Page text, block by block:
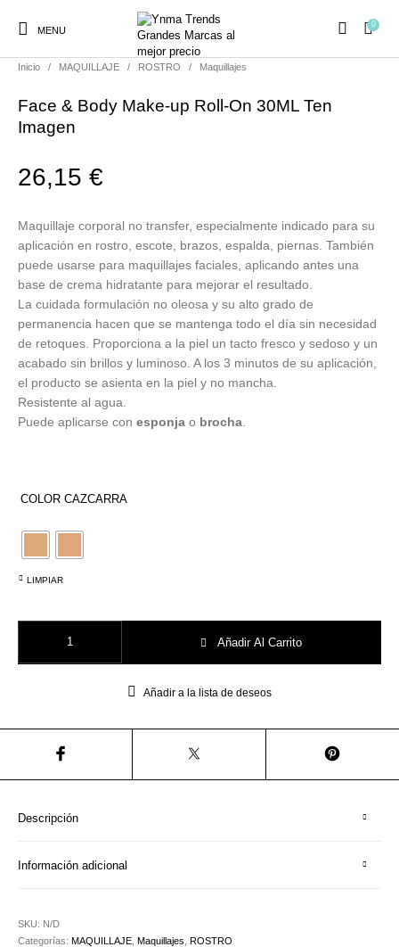
MENU
0
Ambientadores y
Decoración
COSMÉTICA
CURSOS
PRESENCIALES
HIGIENE
Mobiliario Peluquería
Prosolaris
Inicio / MAQUILLAJE / ROSTRO / Maquillajes
Face & Body Make-up Roll-On 30ML Ten
Imagen
26,15€
Maquillaje corporal no transfer, especialmente indicado para su
aplicación en rostro, escote, brazos, espalda, piernas. También
puede usarse para maquillajes faciales, aplicando antes una
base de crema hidratante para mejorar el resultado.
La cuidada formulación no oleosa y su alto grado de
permanencia hacen que se mantenga todo el día sin necesidad
de retoques. Proporciona a la piel un tacto fresco y sedoso y un
acabado sin brillos y luminoso. A los 3 minutos de su aplicación,
el producto se asienta en la piel y no mancha.
Resistente al agua.
Puede aplicarse conesponja o brocha
COLOR CAZCARRA
LIMPIAR
Añadir Al Carrito
Añadir a la lista de deseos
Descripción
Información adicional
SKU: N/D
Categorías:MAQUILLAJE ,Maquillajes ,ROSTRO